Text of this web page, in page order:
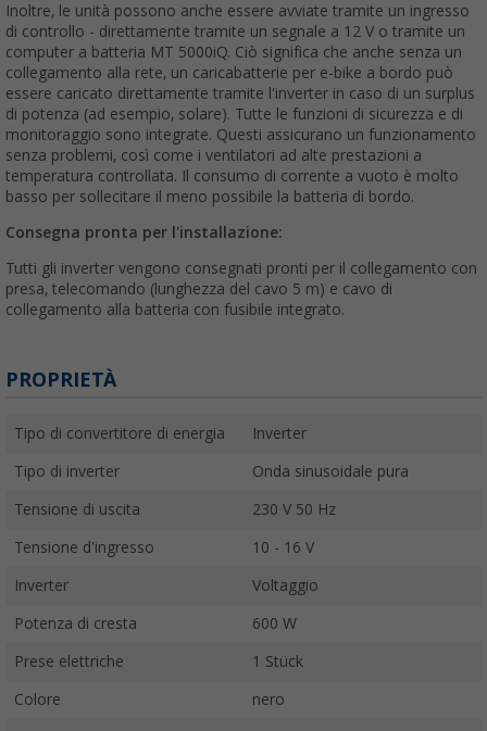
Inoltre, le unità possono anche essere avviate tramite un ingresso
di controllo - direttamente tramite un segnale a 12 V o tramite un
computer a batteria MT 5000iQ. Ciò significa che anche senza un
collegamento alla rete, un caricabatterie per e-bike a bordo può
essere caricato direttamente tramite l'inverter in caso di un surplus
di potenza (ad esempio, solare). Tutte le funzioni di sicurezza e di
monitoraggio sono integrate. Questi assicurano un funzionamento
senza problemi, così come i ventilatori ad alte prestazioni a
temperatura controllata. Il consumo di corrente a vuoto è molto
basso per sollecitare il meno possibile la batteria di bordo.
Consegna pronta per l'installazione:
Tutti gli inverter vengono consegnati pronti per il collegamento con
presa, telecomando (lunghezza del cavo 5 m) e cavo di
collegamento alla batteria con fusibile integrato.
PROPRIETÀ
Tipo di convertitore di energia Inverter
Tipo di inverter Onda sinusoidale pura
Tensione di uscita 230 V 50 Hz
Tensione d'ingresso 10 - 16 V
Inverter Voltaggio
Potenza di cresta 600 W
Prese elettriche 1 Stück
Colore nero